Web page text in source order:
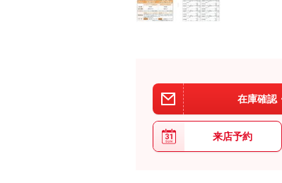
在庫確認
来店予約